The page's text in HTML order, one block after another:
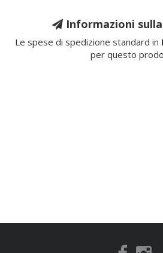
Informazioni sulla
Le spese di spedizione standard in
per questo